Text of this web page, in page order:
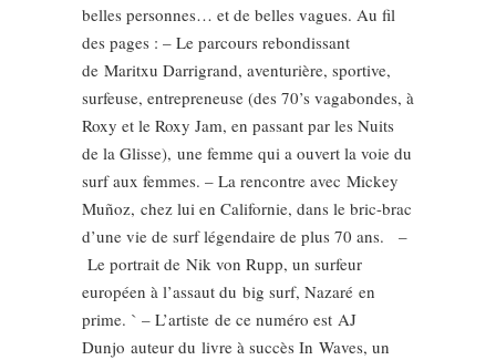
belles personnes… et de belles vagues. Au fil
des pages : – Le parcours rebondissant
de Maritxu Darrigrand, aventurière, sportive,
surfeuse, entrepreneuse (des 70’s vagabondes, à
Roxy et le Roxy Jam, en passant par les Nuits
de la Glisse), une femme qui a ouvert la voie du
surf aux femmes. – La rencontre avec Mickey
Muñoz, chez lui en Californie, dans le bric-brac
d’une vie de surf légendaire de plus 70 ans. –
Le portrait de Nik von Rupp, un surfeur
européen à l’assaut du big surf, Nazaré en
prime. ` – L’artiste de ce numéro est AJ
Dunjo auteur du livre à succès In Waves, un